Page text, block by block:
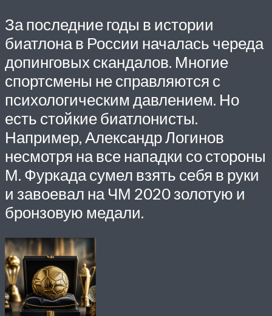
За последние годы в истории
биатлона в России началась череда
допинговых скандалов. Многие
спортсмены не справляются с
психологическим давлением. Но
есть стойкие биатлонисты.
Например, Александр Логинов
несмотря на все нападки со стороны
М. Фуркада сумел взять себя в руки
и завоевал на ЧМ 2020 золотую и
бронзовую медали.